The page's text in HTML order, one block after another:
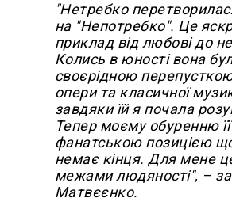
"Нетребко
на "Непотребко". Це
приклад від любові до
Колись в юності вона
своєрідною перепусткою
опери та класичної
завдяки їй я почала
Тепер моєму обуренню
фанатською позицією
немає кінця. Для мене
межами людяності", –
Матвєєнко.